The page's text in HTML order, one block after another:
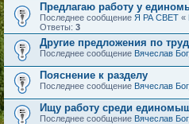
Предлагаю работу у
Последнее сообщение Я РА СВЕТ «
Ответы: 3
Другие предложения по
Последнее сообщение Вячеслав
Пояснение к разделу
Последнее сообщение Вячеслав
Ищу работу среди
Последнее сообщение Вячеслав